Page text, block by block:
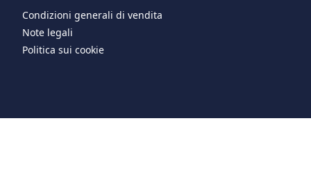
Condizioni generali di vendita
Note legali
Politica sui cookie